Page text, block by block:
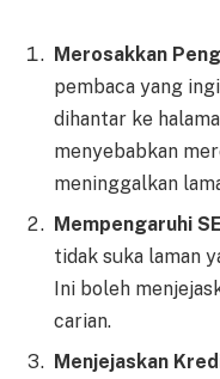
Merosakkan
pembaca yang
dihantar ke
menyebabkan
meninggalkan
Mempengaruhi
tidak suka laman
Ini boleh
carian.
Menjejaskan